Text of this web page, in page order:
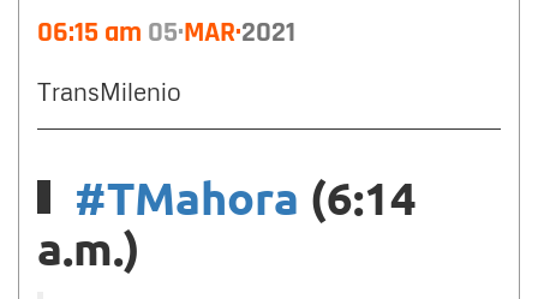
06:15 am 05 MAR 2021
TransMilenio
#TMahora (6:14
a.m.)